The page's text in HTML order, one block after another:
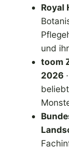
Royal
und
toom
2026